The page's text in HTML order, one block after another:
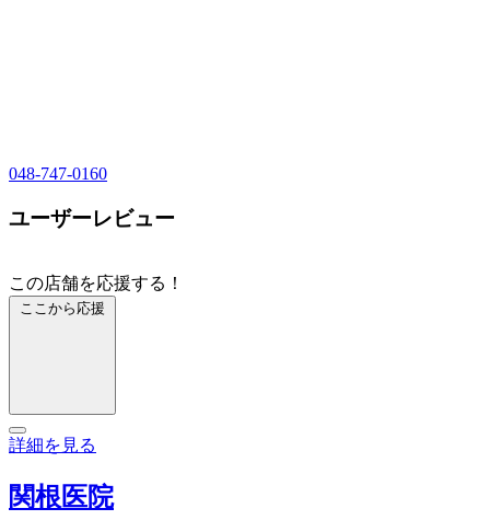
048-747-0160
ユーザーレビュー
この店舗を応援する！
ここから応援
詳細を見る
関根医院